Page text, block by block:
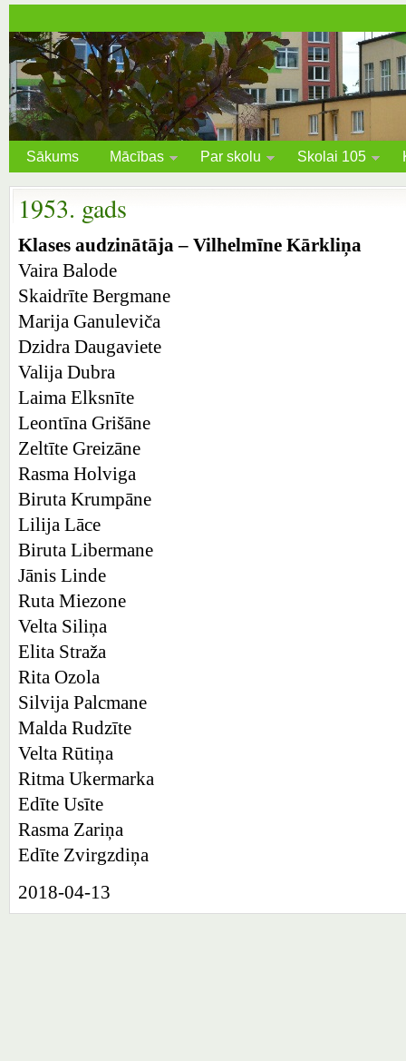
Sākums Mācības Par skolu Skolai 105
1953. gads
Klases audzinātāja – Vilhelmīne Kārkliņa
Vaira Balode
Skaidrīte Bergmane
Marija Ganuleviča
Dzidra Daugaviete
Valija Dubra
Laima Elksnīte
Leontīna Grišāne
Zeltīte Greizāne
Rasma Holviga
Biruta Krumpāne
Lilija Lāce
Biruta Libermane
Jānis Linde
Ruta Miezone
Velta Siliņa
Elita Straža
Rita Ozola
Silvija Palcmane
Malda Rudzīte
Velta Rūtiņa
Ritma Ukermarka
Edīte Usīte
Rasma Zariņa
Edīte Zvirgzdiņa
2018-04-13